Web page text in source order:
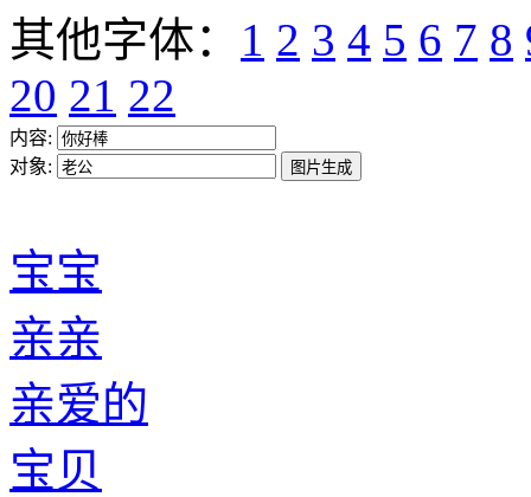
其他字体： 1 2 3 4 5 6 7 8
20 21 22
内容:
对象:
宝宝
亲亲
亲爱的
宝贝